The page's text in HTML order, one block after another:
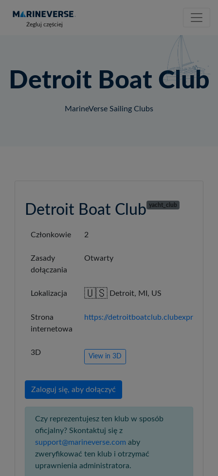
Żegluj częściej
Detroit Boat Club
MarineVerse Sailing Clubs
Detroit Boat Club yacht_club
Członkowie 2
Zasady
dołączania
Otwarty
Lokalizacja 🇺🇸 Detroit, MI, US
Strona
internetowa
https://
3D View in 3D
Zaloguj się, aby dołączyć
Czy reprezentujesz ten klub w sposób
oficjalny? Skontaktuj się z
support@marineverse.com aby
zweryfikować ten klub i otrzymać
uprawnienia administratora.